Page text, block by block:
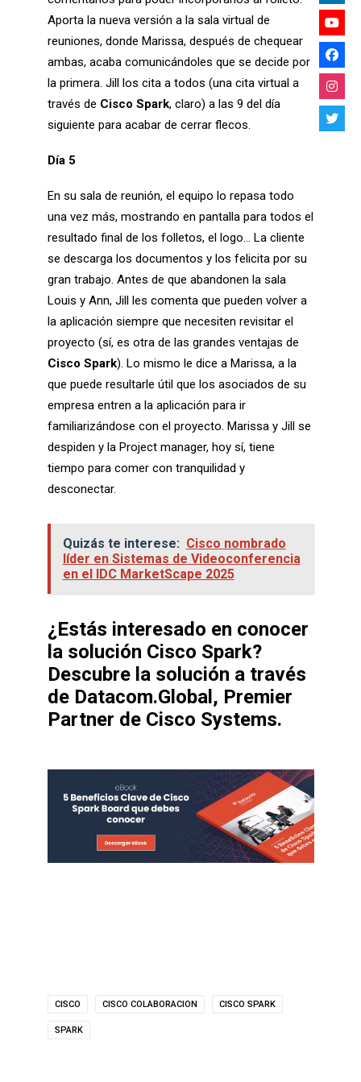
Aporta la nueva versión a la sala virtual de
reuniones, donde Marissa, después de chequear
ambas, acaba comunicándoles que se decide por
la primera. Jill los cita a todos (una cita virtual a
través de Cisco Spark, claro) a las 9 del día
siguiente para acabar de cerrar flecos.
Día 5
En su sala de reunión, el equipo lo repasa todo
una vez más, mostrando en pantalla para todos el
resultado final de los folletos, el logo… La cliente
se descarga los documentos y los felicita por su
gran trabajo. Antes de que abandonen la sala
Louis y Ann, Jill les comenta que pueden volver a
la aplicación siempre que necesiten revisitar el
proyecto (sí, es otra de las grandes ventajas de
Cisco Spark). Lo mismo le dice a Marissa, a la
que puede resultarle útil que los asociados de su
empresa entren a la aplicación para ir
familiarizándose con el proyecto. Marissa y Jill se
despiden y la Project manager, hoy sí, tiene
tiempo para comer con tranquilidad y
desconectar.
Quizás te interese: Cisco nombrado
líder en Sistemas de Videoconferencia
en el IDC MarketScape 2025
¿Estás interesado en conocer
la solución Cisco Spark?
Descubre la solución a través
de Datacom.Global, Premier
Partner de Cisco Systems.
CISCO CISCO COLABORACION CISCO SPARK
SPARK